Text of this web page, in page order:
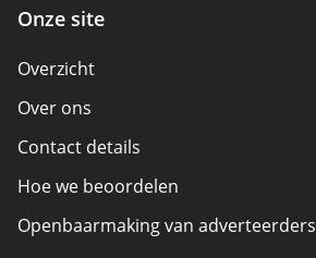
Onze site
Overzicht
Over ons
Contact details
Hoe we beoordelen
Openbaarmaking van adverteerders